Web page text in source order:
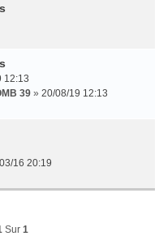
12:13
39 » 20/08/19 12:13
16 20:19
Sur 1